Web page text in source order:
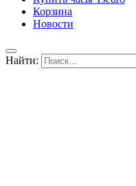
Корзина
Новости
Найти: